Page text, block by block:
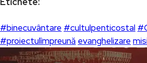
#binecuvântare #cultulpenticostal
#proiectulîmpreună evanghelizare